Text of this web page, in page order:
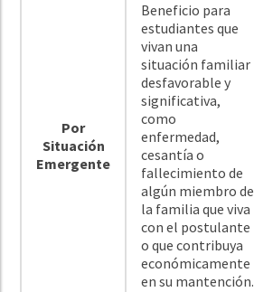
Por
Situación
Emergente
Beneficio para
estudiantes que
vivan una
situación familiar
desfavorable y
significativa,
como
enfermedad,
cesantía o
fallecimiento de
algún miembro de
la familia que viva
con el postulante
o que contribuya
económicamente
en su mantención.